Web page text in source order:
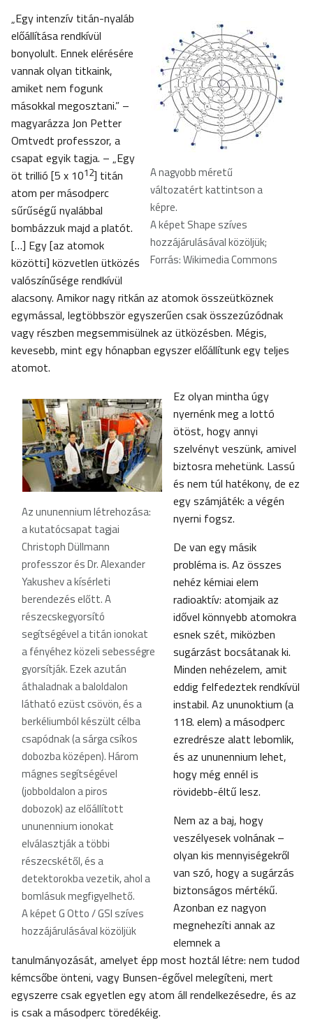
A nagyobb méretű
változatért kattintson a
képre.
A képet Shape szíves
hozzájárulásával közöljük;
Forrás: Wikimedia Commons
„Egy intenzív titán-nyaláb
előállítása rendkívül
bonyolult. Ennek elérésére
vannak olyan titkaink,
amiket nem fogunk
másokkal megosztani.” –
magyarázza Jon Petter
Omtvedt professzor, a
csapat egyik tagja. – „Egy
öt trillió [5 x 1012] titán
atom per másodperc
sűrűségű nyalábbal
bombázzuk majd a platót.
[…] Egy [az atomok
közötti] közvetlen ütközés
valószínűsége rendkívül
alacsony. Amikor nagy ritkán az atomok összeütköznek
egymással, legtöbbször egyszerűen csak összezúzódnak
vagy részben megsemmisülnek az ütközésben. Mégis,
kevesebb, mint egy hónapban egyszer előállítunk egy teljes
atomot.
Az ununennium létrehozása:
a kutatócsapat tagjai
Christoph Düllmann
professzor és Dr. Alexander
Yakushev a kísérleti
berendezés előtt. A
részecskegyorsító
segítségével a titán ionokat
a fényéhez közeli sebességre
gyorsítják. Ezek azután
áthaladnak a baloldalon
látható ezüst csövön, és a
berkéliumból készült célba
csapódnak (a sárga csíkos
dobozba középen). Három
mágnes segítségével
(jobboldalon a piros
dobozok) az előállított
ununennium ionokat
elválasztják a többi
részecskétől, és a
detektorokba vezetik, ahol a
bomlásuk megfigyelhető.
A képet G Otto / GSI szíves
hozzájárulásával közöljük
Ez olyan mintha úgy
nyernénk meg a lottó
ötöst, hogy annyi
szelvényt veszünk, amivel
biztosra mehetünk. Lassú
és nem túl hatékony, de ez
egy számjáték: a végén
nyerni fogsz.
De van egy másik
probléma is. Az összes
nehéz kémiai elem
radioaktív: atomjaik az
idővel könnyebb atomokra
esnek szét, miközben
sugárzást bocsátanak ki.
Minden nehézelem, amit
eddig felfedeztek rendkívül
instabil. Az ununoktium (a
118. elem) a másodperc
ezredrésze alatt lebomlik,
és az ununennium lehet,
hogy még ennél is
rövidebb-éltű lesz.
Nem az a baj, hogy
veszélyesek volnának –
olyan kis mennyiségekről
van szó, hogy a sugárzás
biztonságos mértékű.
Azonban ez nagyon
megnehezíti annak az
elemnek a
tanulmányozását, amelyet épp most hoztál létre: nem tudod
kémcsőbe önteni, vagy Bunsen-égővel melegíteni, mert
egyszerre csak egyetlen egy atom áll rendelkezésedre, és az
is csak a másodperc töredékéig.